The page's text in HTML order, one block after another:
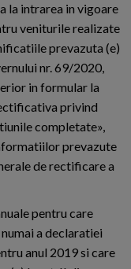
la intrarea in vigoare
veniturile realizate
prevazuta (e)
nr. 69/2020,
in formular la
privind
completate»,
prevazute
de rectificare a
pentru care
a declaratiei
anul 2019 si care